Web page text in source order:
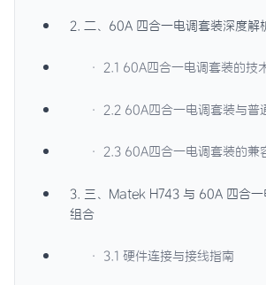
2. 二、60A 四合一电调套装深度解
· 2.1 60A四合一电调套装的技
· 2.2 60A四合一电调套装与普
· 2.3 60A四合一电调套装的兼
3. 三、Matek H743 与 60A 四合一
组合
· 3.1 硬件连接与接线指南